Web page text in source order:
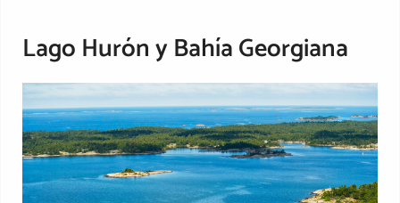
Lago Hurón y Bahía Georgiana